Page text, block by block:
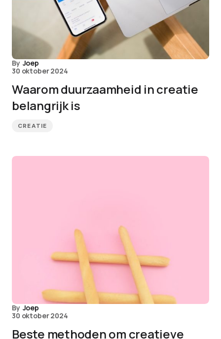
By Joep
30 oktober 2024
Waarom duurzaamheid in creatie
belangrijk is
CREATIE
By Joep
30 oktober 2024
Beste methoden om creatieve